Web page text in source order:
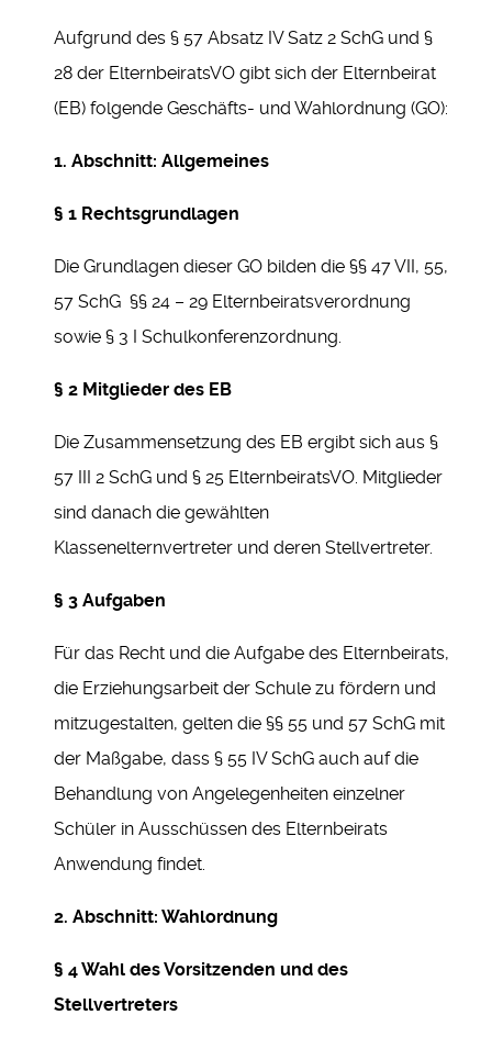
Aufgrund des § 57 Absatz IV Satz 2 SchG und §
28 der ElternbeiratsVO gibt sich der Elternbeirat
(EB) folgende Geschäfts- und Wahlordnung (GO):
1. Abschnitt: Allgemeines
§ 1 Rechtsgrundlagen
Die Grundlagen dieser GO bilden die §§ 47 VII, 55,
57 SchG §§ 24 – 29 Elternbeiratsverordnung
sowie § 3 I Schulkonferenzordnung.
§ 2 Mitglieder des EB
Die Zusammensetzung des EB ergibt sich aus §
57 III 2 SchG und § 25 ElternbeiratsVO. Mitglieder
sind danach die gewählten
Klassenelternvertreter und deren Stellvertreter.
§ 3 Aufgaben
Für das Recht und die Aufgabe des Elternbeirats,
die Erziehungsarbeit der Schule zu fördern und
mitzugestalten, gelten die §§ 55 und 57 SchG mit
der Maßgabe, dass § 55 IV SchG auch auf die
Behandlung von Angelegenheiten einzelner
Schüler in Ausschüssen des Elternbeirats
Anwendung findet.
2. Abschnitt: Wahlordnung
§ 4 Wahl des Vorsitzenden und des
Stellvertreters